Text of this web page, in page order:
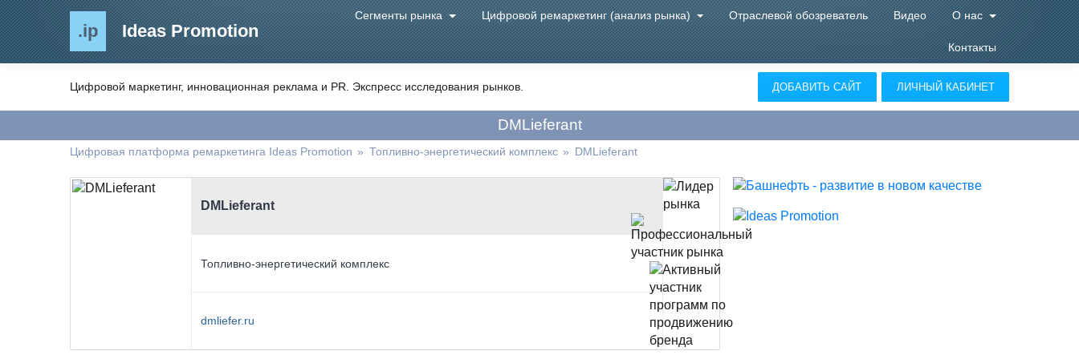
.ip Ideas Promotion
Сегменты рынка Цифровой ремаркетинг (анализ рынка) Отраслевой обозреватель Видео О нас
Контакты
Цифровой маркетинг, инновационная реклама и PR. Экспресс исследования рынков. ДОБАВИТЬ САЙТ ЛИЧНЫЙ КАБИНЕТ
DMLieferant
Цифровая платформа ремаркетинга Ideas Promotion » Топливно-энергетический комплекс » DMLieferant
DMLieferant
Топливно-энергетический комплекс
dmliefer.ru